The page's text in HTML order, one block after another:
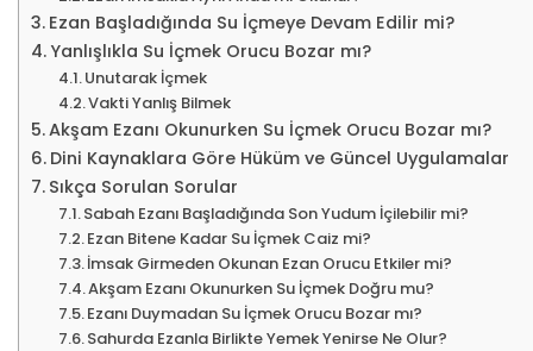
Ezan Başladığında Su İçmeye Devam Edilir mi?
Yanlışlıkla Su İçmek Orucu Bozar mı?
Unutarak İçmek
Vakti Yanlış Bilmek
Akşam Ezanı Okunurken Su İçmek Orucu Bozar mı?
Dini Kaynaklara Göre Hüküm ve Güncel Uygulamalar
Sıkça Sorulan Sorular
Sabah Ezanı Başladığında Son Yudum İçilebilir mi?
Ezan Bitene Kadar Su İçmek Caiz mi?
İmsak Girmeden Okunan Ezan Orucu Etkiler mi?
Akşam Ezanı Okunurken Su İçmek Doğru mu?
Ezanı Duymadan Su İçmek Orucu Bozar mı?
Sahurda Ezanla Birlikte Yemek Yenirse Ne Olur?